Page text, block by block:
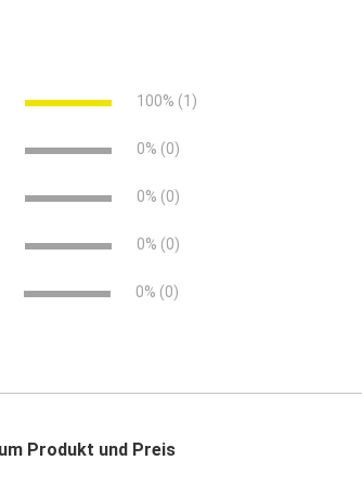
technisches-mekblatt.pdf (499.28 KB)
(292.24 KB)
100% (1)
0% (0)
0% (0)
0% (0)
0% (0)
Produkt und Preis